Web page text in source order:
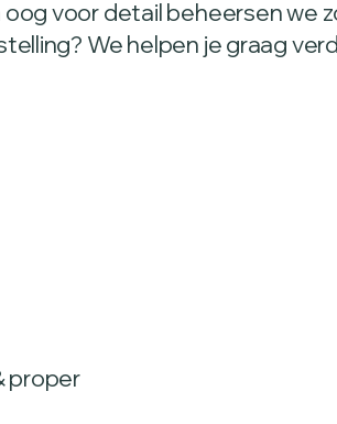
voor detail beheersen we
We helpen je graag
proper